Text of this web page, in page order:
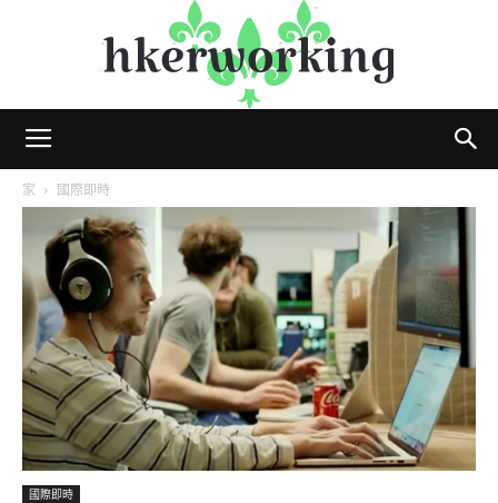
家 國際即時
國際即時